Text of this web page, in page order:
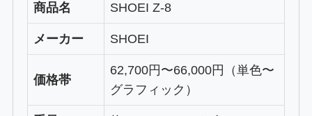
商品名 SHOEI Z-8
メーカー SHOEI
価格帯
62,700円〜66,000円（単色〜
グラフィック）